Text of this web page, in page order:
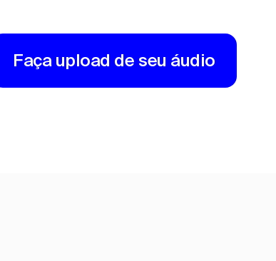
Faça upload de seu áudio